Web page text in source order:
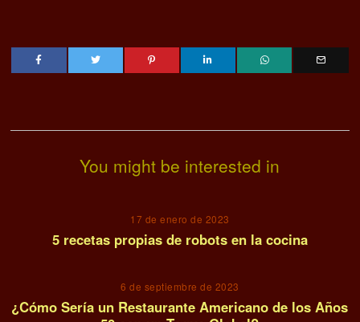
You might be interested in
17 de enero de 2023
5 recetas propias de robots en la cocina
6 de septiembre de 2023
¿Cómo Sería un Restaurante Americano de los Años